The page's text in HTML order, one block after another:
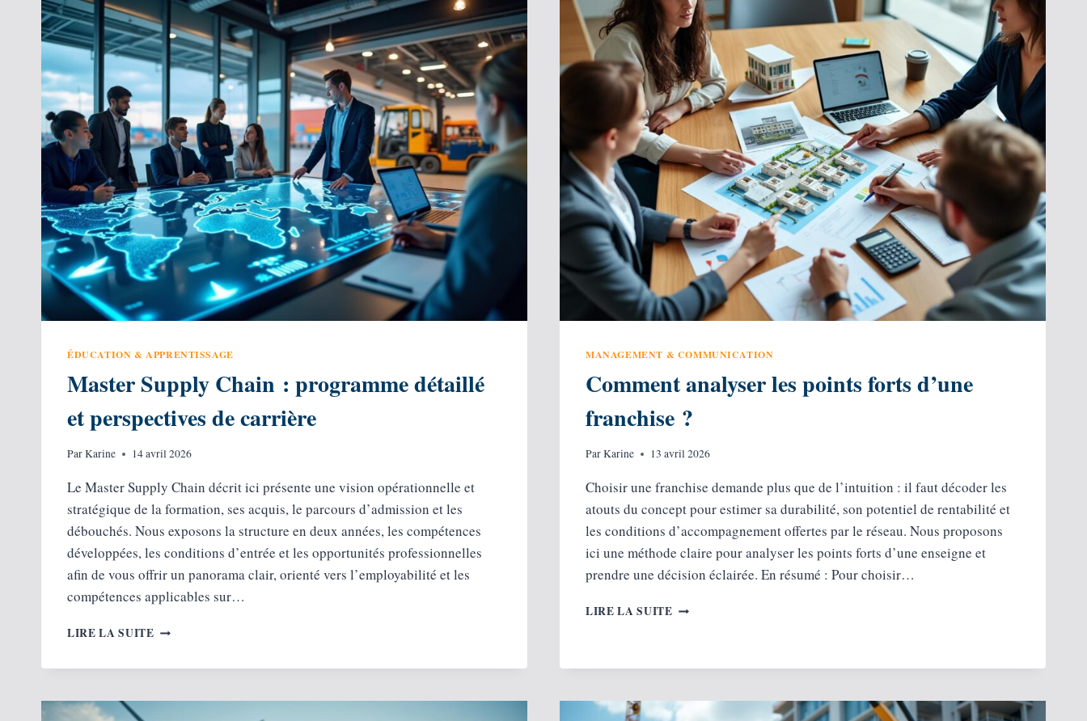
SALARIÉ
PERD
UN
PROCHE
ÉCOLOGIQUE
EN
DÔMES
ET
ZÔMES
POUR
CONCEVOIR
ET
RÉALISER
SON
PROJET
ÉDUCATION & APPRENTISSAGE
Master Supply Chain : programme détaillé
et perspectives de carrière
ParKarine 14 avril 2026
Le Master Supply Chain décrit ici présente une vision opérationnelle et
stratégique de la formation, ses acquis, le parcours d’admission et les
débouchés. Nous exposons la structure en deux années, les compétences
développées, les conditions d’entrée et les opportunités professionnelles
afin de vous offrir un panorama clair, orienté vers l’employabilité et les
compétences applicables sur…
LIRE LA SUITE MASTER
MANAGEMENT & COMMUNICATION
Comment analyser les points forts d’une
franchise ?
ParKarine 13 avril 2026
Choisir une franchise demande plus que de l’intuition : il faut décoder les
atouts du concept pour estimer sa durabilité, son potentiel de rentabilité et
les conditions d’accompagnement offertes par le réseau. Nous proposons
ici une méthode claire pour analyser les points forts d’une enseigne et
prendre une décision éclairée. En résumé : Pour choisir…
LIRE LA SUITE COMMENT
FRANCHISE ?